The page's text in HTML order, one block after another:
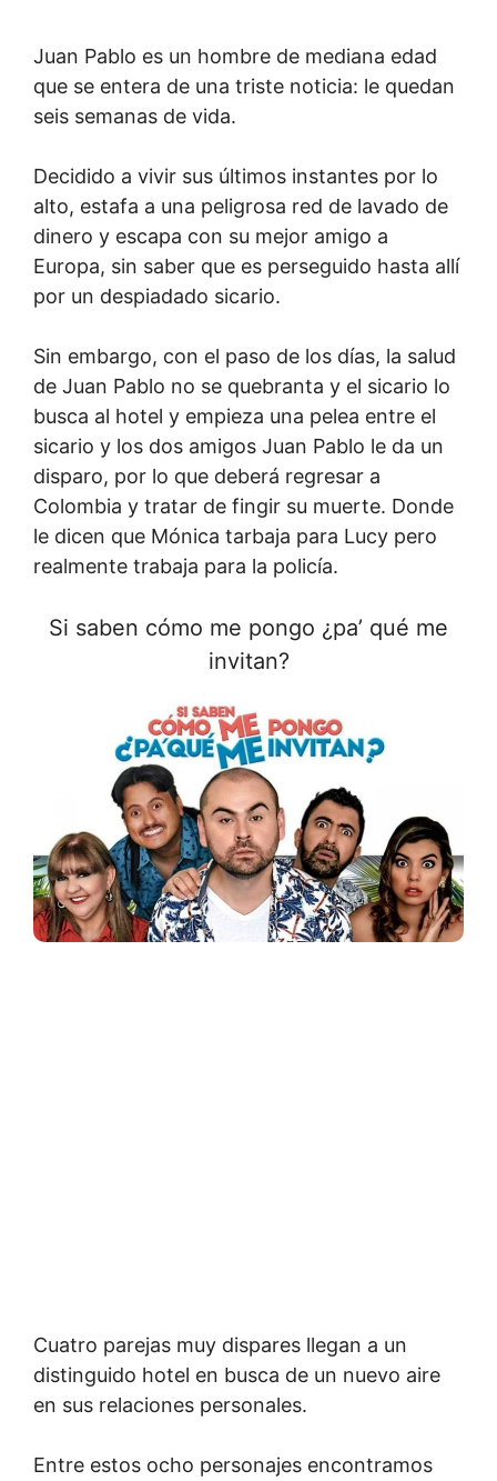
Juan Pablo es un hombre de mediana edad
que se entera de una triste noticia: le quedan
seis semanas de vida.
Decidido a vivir sus últimos instantes por lo
alto, estafa a una peligrosa red de lavado de
dinero y escapa con su mejor amigo a
Europa, sin saber que es perseguido hasta allí
por un despiadado sicario.
Sin embargo, con el paso de los días, la salud
de Juan Pablo no se quebranta y el sicario lo
busca al hotel y empieza una pelea entre el
sicario y los dos amigos Juan Pablo le da un
disparo, por lo que deberá regresar a
Colombia y tratar de fingir su muerte. Donde
le dicen que Mónica tarbaja para Lucy pero
realmente trabaja para la policía.
Si saben cómo me pongo ¿pa’ qué me
invitan?
Cuatro parejas muy dispares llegan a un
distinguido hotel en busca de un nuevo aire
en sus relaciones personales.
Entre estos ocho personajes encontramos